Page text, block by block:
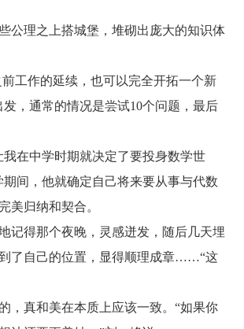
理之上搭城堡，堆砌出庞大的知识体
工作的延续，也可以完全开拓一个新
，通常的情况是尝试10个问题，最后
在中学时期就决定了要投身数学世
间，他就确定自己将来要从事与代数
美归纳和契合。
得那个夜晚，灵感迸发，随后几天埋
了自己的位置，显得顺理成章……“这
真和美在本质上应该一致。“如果你